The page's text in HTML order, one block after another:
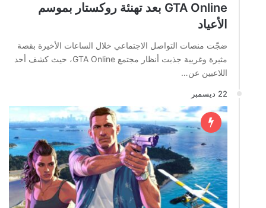
GTA Online بعد تهنئة روكستار بموسم
الأعياد
ضجّت منصات التواصل الاجتماعي خلال الساعات الأخيرة بقصة
مثيرة وغريبة جذبت أنظار مجتمع GTA Online، حيث كشف أحد
اللاعبين عن…
22 ديسمبر